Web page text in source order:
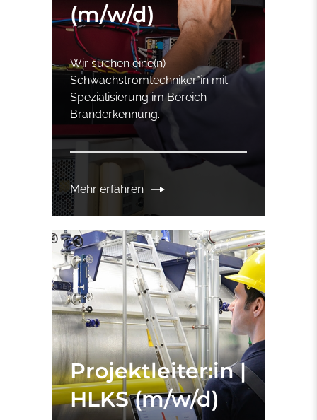
(m/w/d)
Wir suchen eine(n)
Schwachstromtechniker*in mit
Spezialisierung im Bereich
Branderkennung.
Mehr erfahren
Projektleiter:in |
HLKS (m/w/d)